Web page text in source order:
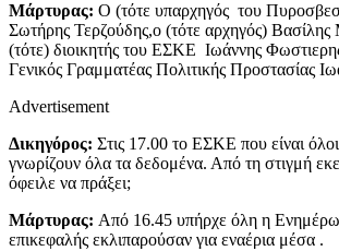
Μάρτυρας: Ο (τότε υπαρχηγός του
Σωτήρης Τερζούδης,ο (τότε αρχηγός)
(τότε) διοικητής του ΕΣΚΕ Ιωάννης
Γενικός Γραμματέας Πολιτικής Προστασίας
Advertisement
Δικηγόρος: Στις 17.00 το ΕΣΚΕ που είναι
γνωρίζουν όλα τα δεδομένα. Από τη στιγμή
όφειλε να πράξει;
Μάρτυρας: Από 16.45 υπήρχε όλη η
επικεφαλής εκλιπαρούσαν για εναέρια μέσα .